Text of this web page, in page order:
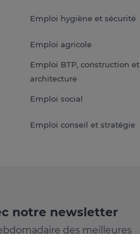
Emploi hygiène et sécurité
Emploi agricole
Emploi BTP, construction et
architecture
Emploi social
Emploi conseil et stratégie
notre newsletter
des meilleures